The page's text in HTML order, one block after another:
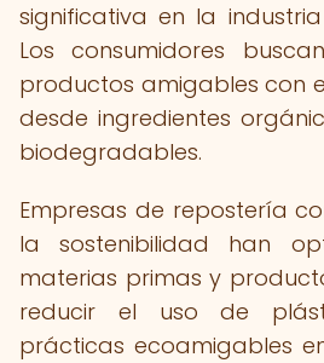
significativa en la
Los consumidores
productos amigables con
desde ingredientes
biodegradables.
Empresas de repostería
la sostenibilidad han
materias primas y
reducir el uso de
prácticas ecoamigables